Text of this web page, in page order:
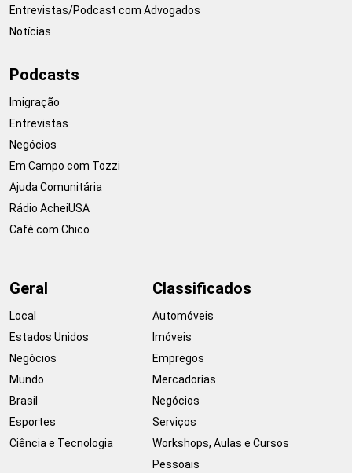
Entrevistas/Podcast com Advogados
Notícias
Podcasts
Imigração
Entrevistas
Negócios
Em Campo com Tozzi
Ajuda Comunitária
Rádio AcheiUSA
Café com Chico
Geral
Local
Estados Unidos
Negócios
Mundo
Brasil
Esportes
Ciência e Tecnologia
Classificados
Automóveis
Imóveis
Empregos
Mercadorias
Negócios
Serviços
Workshops, Aulas e Cursos
Pessoais